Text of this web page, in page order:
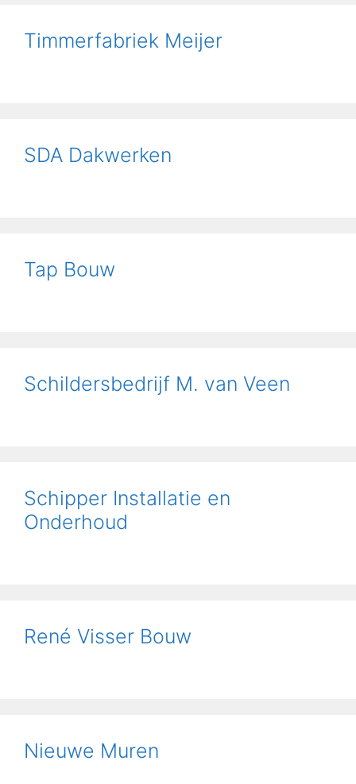
Timmerfabriek Meijer
SDA Dakwerken
Tap Bouw
Schildersbedrijf M. van Veen
Schipper Installatie en
Onderhoud
René Visser Bouw
Nieuwe Muren